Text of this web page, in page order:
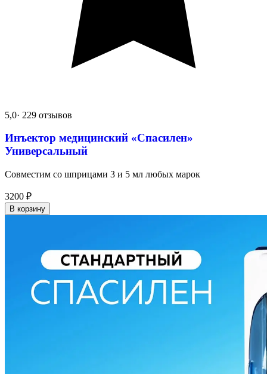
5,0· 229 отзывов
Инъектор медицинский «Спасилен»
Универсальный
Совместим со шприцами 3 и 5 мл любых марок
3200 ₽
В корзину